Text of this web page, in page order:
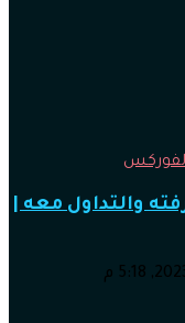
والتداول معه |